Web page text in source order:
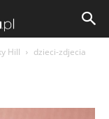
Hill
dzieci-zdjecia